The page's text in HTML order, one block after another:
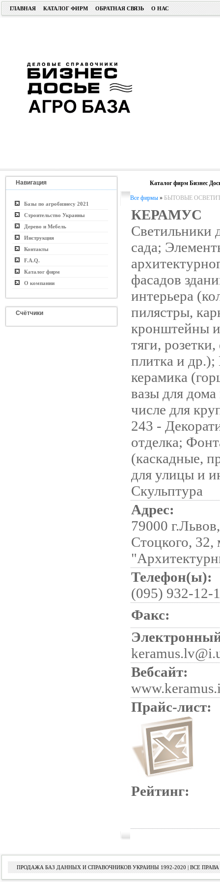
ГЛАВНАЯ КАТАЛОГ ФИРМ ОБРАТНАЯ СВЯЗЬ О НАС
Навигация
Базы по агробизнесу 2021
Строительство Украины
Дерево и Мебель
Инструкция
Контакты
F.A.Q.
Каталог фирм
О компании
Счётчики
Каталог фирм Бизнес
Все фирмы » БЫТОВЫЕ
КЕРАМУС
Светильники
сада;
фасадов
интерьера
пилястры,
кронштейны
тяги,
плитка и др.);
керамика
вазы для
числе для
243 -
отделка;
(каскадные,
для улицы и
Cкульптура
Адрес:
79000
Стоцкого, 32,
Телефон(ы):
(095) 932-12-
Факс:
Вебсайт:
Прайс-лист:
Рейтинг:
ПРОДАЖА БАЗ ДАННЫХ И СПРАВОЧНИКОВ УКРАИНЫ 1992-2020 | ВСЕ